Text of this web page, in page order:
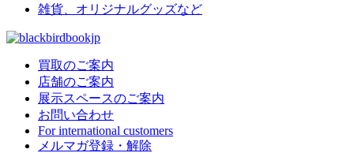
雑貨、オリジナルグッズなど
買取のご案内
店舗のご案内
展示スペースのご案内
お問い合わせ
For international customers
メルマガ登録・解除